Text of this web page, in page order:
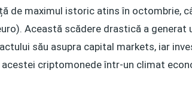
de maximul istoric atins în octombrie,
Această scădere drastică a generat
său asupra capital markets, iar
criptomonede într-un climat